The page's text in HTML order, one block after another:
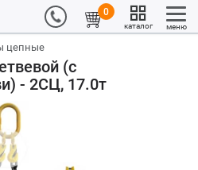
0
каталог меню
цепные
(с
- 2СЦ, 17.0т